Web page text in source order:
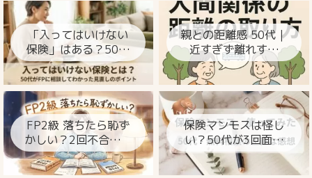
「入ってはいけない
保険」はある？50代
がFPに相談してわか
った見直しのポイン
ト
親との距離感 50代｜
近すぎず離れすぎ
ず、心が楽になる整
FP2級 落ちたら恥ず
かしい？2回不合格の
私が今思うこと
保険マンモスは怪し
い？50代が3回面談
して分かった本当の
ところ